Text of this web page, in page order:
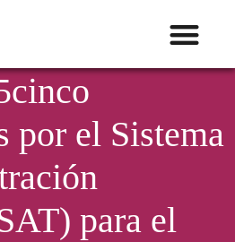
por el Sistema
para el